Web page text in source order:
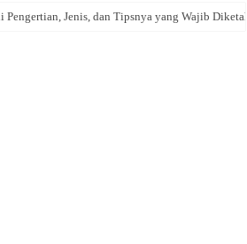
Pengertian, Jenis, dan Tipsnya yang Wajib